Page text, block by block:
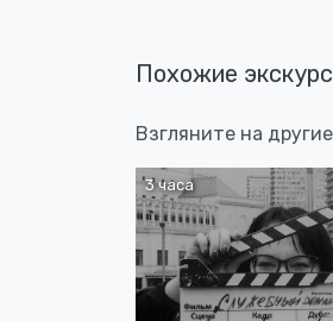
Похожие
Взгляните на
3 часа